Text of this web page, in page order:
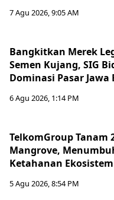
7 Agu 2026, 9:05 AM
Bangkitkan Merek
Semen Kujang, SIG
Dominasi Pasar Jawa
6 Agu 2026, 1:14 PM
TelkomGroup Tanam
Mangrove,
Ketahanan
5 Agu 2026, 8:54 PM